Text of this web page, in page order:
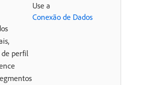
Use a
Conexão de Dados
perfil